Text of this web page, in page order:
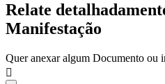
Relate
Manifestação
Quer anexar algum Documento ou